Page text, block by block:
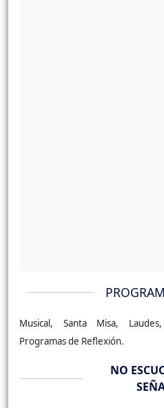
Musical, Santa Misa,
Programas de Reflexión.
NO